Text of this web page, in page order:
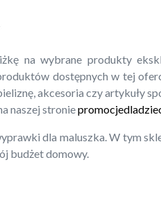
na wybrane produkty
dostępnych w tej
akcesoria czy artykuły
naszej stronie
dla maluszka. W tym
budżet domowy.